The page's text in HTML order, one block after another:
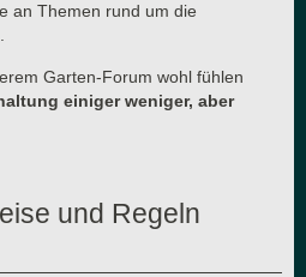
an Themen rund um die
Garten-Forum wohl fühlen
einiger weniger, aber
und Regeln